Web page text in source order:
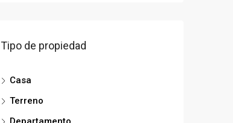
Tipo de propiedad
Casa
Terreno